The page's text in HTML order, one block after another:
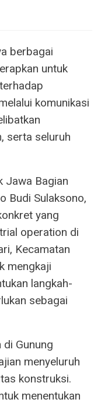
berbagai
untuk
komunikasi
serta seluruh
Jawa Bagian
Budi Sulaksono,
yang
operation di
Kecamatan
mengkaji
langkah-
sebagai
Gunung
menyeluruh
konstruksi.
menentukan